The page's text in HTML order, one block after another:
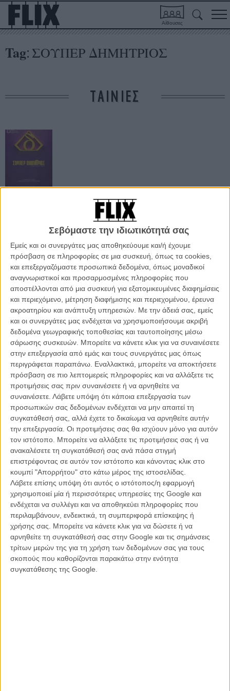
Σεβόμαστε την ιδιωτικότητά σας
Εμείς και οι συνεργάτες μας αποθηκεύουμε και/ή έχουμε
πρόσβαση σε πληροφορίες σε μια συσκευή, όπως τα cookies,
και επεξεργαζόμαστε προσωπικά δεδομένα, όπως μοναδικοί
αναγνωριστικοί και προσαρμοσμένες πληροφορίες που
αποστέλλονται από μια συσκευή για εξατομικευμένες διαφημίσεις
και περιεχόμενο, μέτρηση διαφήμισης και περιεχομένου, έρευνα
ακροατηρίου και ανάπτυξη υπηρεσιών. Με την άδειά σας, εμείς
και οι συνεργάτες μας ενδέχεται να χρησιμοποιήσουμε ακριβή
δεδομένα γεωγραφικής τοποθεσίας και ταυτοποίησης μέσω
σάρωσης συσκευών. Μπορείτε να κάνετε κλικ για να συναινέσετε
στην επεξεργασία από εμάς και τους συνεργάτες μας όπως
περιγράφεται παραπάνω. Εναλλακτικά, μπορείτε να αποκτήσετε
πρόσβαση σε πιο λεπτομερείς πληροφορίες και να αλλάξετε τις
προτιμήσεις σας πριν συναινέσετε ή να αρνηθείτε να
συναινέσετε. Λάβετε υπόψη ότι κάποια επεξεργασία των
προσωπικών σας δεδομένων ενδέχεται να μην απαιτεί τη
συγκατάθεσή σας, αλλά έχετε το δικαίωμα να αρνηθείτε αυτήν
την επεξεργασία. Οι προτιμήσεις σας θα ισχύουν μόνο για αυτόν
τον ιστότοπο. Μπορείτε να αλλάξετε τις προτιμήσεις σας ή να
ανακαλέσετε τη συγκατάθεσή σας ανά πάσα στιγμή
επιστρέφοντας σε αυτόν τον ιστότοπο και κάνοντας κλικ στο
κουμπί "Απορρήτου" στο κάτω μέρος της ιστοσελίδας.
Λάβετε επίσης υπόψη ότι αυτός ο ιστότοπος/η εφαρμογή
χρησιμοποιεί μία ή περισσότερες υπηρεσίες της Google και
ενδέχεται να συλλέγει και να αποθηκεύει πληροφορίες που
περιλαμβάνουν, ενδεικτικά, τη συμπεριφορά επίσκεψης ή
χρήσης σας. Μπορείτε να κάνετε κλικ για να δώσετε ή να
αρνηθείτε τη συγκατάθεσή σας στην Google και τις σημάνσεις
τρίτων μερών της για τη χρήση των δεδομένων σας για τους
σκοπούς που καθορίζονται παρακάτω στην ενότητα
συγκατάθεσης της Google.
Αίθουσες
Tag: ΣΟΥΠΕΡ ΔΗΜΗΤΡΙΟΣ
ΤΑΙΝΙΕΣ
ΑΡΘΡΑ
Είστε έτοιμοι; Ερχεται ο «Σούπερ Δημήτριος»!
F.L.S. : To ελληνικό DIY σινεμά ρίχνει ξύλο!
ΘΕΜΑΤΑ /06 ΝΟΕ 2011/ Μανώλης Κρανάκης
Σάββατο 05.11: τι να δείτε στο Φεστιβάλ Θεσσαλονίκης
05 ΝΟΕ 2011 Λήδα Γαλανού
52o Διεθνές Φεστιβάλ Κινηματογράφου Θεσσαλονίκης:
Ημέρα Δεύτερη
ΝΕΑ /06 ΝΟΕ 2011/ Flix Team
Δείτε πρώτοι τον «Σούπερ Δημήτριο»!
ΝΕΑ /17 ΑΠΡ 2012/ Flix Team
Ο «Σούπερ Δημήτριος» θα σώσει την Ελλάδα από την
κρίση!
ΘΕΜΑΤΑ /18 ΑΠΡ 2012/ Μανώλης Κρανάκης
Το ελληνικό σινεμά ανοίγει μια πόρτα στα
δικαιώματα των ατόμων με αναπηρία!
ΝΕΑ /21 ΑΠΡ 2012/ Μανώλης Κρανάκης
Δεύτερη χρονιά για το Φεστιβάλ Ελληνικού